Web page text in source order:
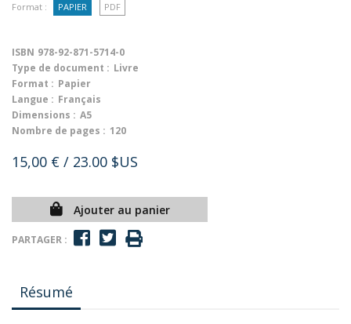
Format : PAPIER PDF
ISBN 978-92-871-5714-0
Type de document : Livre
Format : Papier
Langue : Français
Dimensions : A5
Nombre de pages : 120
15,00 € / 23.00 $US
Ajouter au panier
PARTAGER :
Résumé